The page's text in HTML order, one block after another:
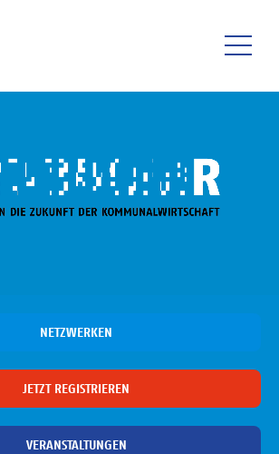
NETZWERKEN
JETZT REGISTRIEREN
VERANSTALTUNGEN